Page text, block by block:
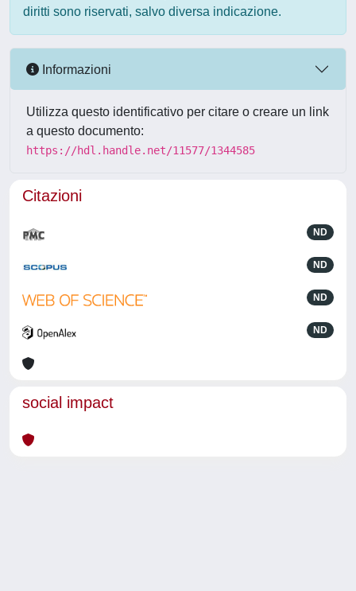
diritti sono riservati, salvo diversa indicazione.
Informazioni
Utilizza questo identificativo per citare o creare un link
a questo documento:
https://hdl.handle.net/11577/1344585
Citazioni
ND
ND
ND
ND
social impact